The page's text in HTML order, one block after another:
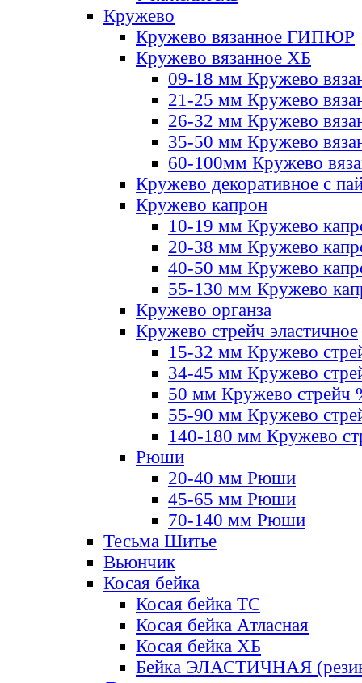
Кружево
Кружево вязанное ГИПЮР
Кружево вязанное ХБ
09-18 мм Кружево
21-25 мм Кружево
26-32 мм Кружево
35-50 мм Кружево
60-100мм Кружево
Кружево декоративное с
Кружево капрон
10-19 мм Кружево
20-38 мм Кружево
40-50 мм Кружево
55-130 мм Кружево
Кружево органза
Кружево стрейч эластичное
15-32 мм Кружево
34-45 мм Кружево
50 мм Кружево стрейч
55-90 мм Кружево
140-180 мм Кружево
Рюши
20-40 мм Рюши
45-65 мм Рюши
70-140 мм Рюши
Тесьма Шитье
Вьюнчик
Косая бейка
Косая бейка ТС
Косая бейка Атласная
Косая бейка ХБ
Бейка ЭЛАСТИЧНАЯ